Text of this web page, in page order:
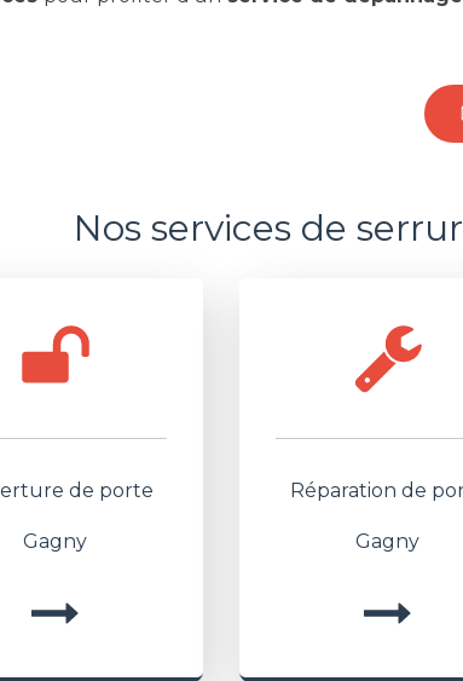
Nos services de
de porte
Gagny
Réparation de
Gagny